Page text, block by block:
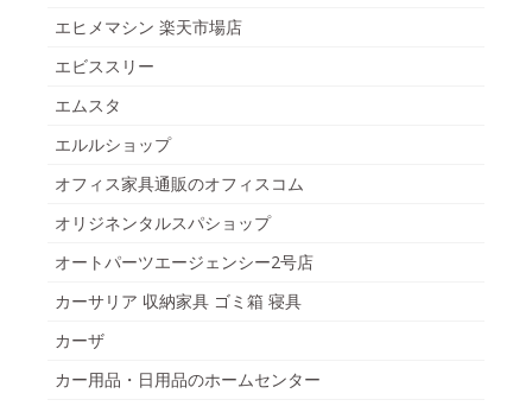
エヒメマシン 楽天市場店
エビススリー
エムスタ
エルルショップ
オフィス家具通販のオフィスコム
オリジネンタルスパショップ
オートパーツエージェンシー2号店
カーサリア 収納家具 ゴミ箱 寝具
カーザ
カー用品・日用品のホームセンター